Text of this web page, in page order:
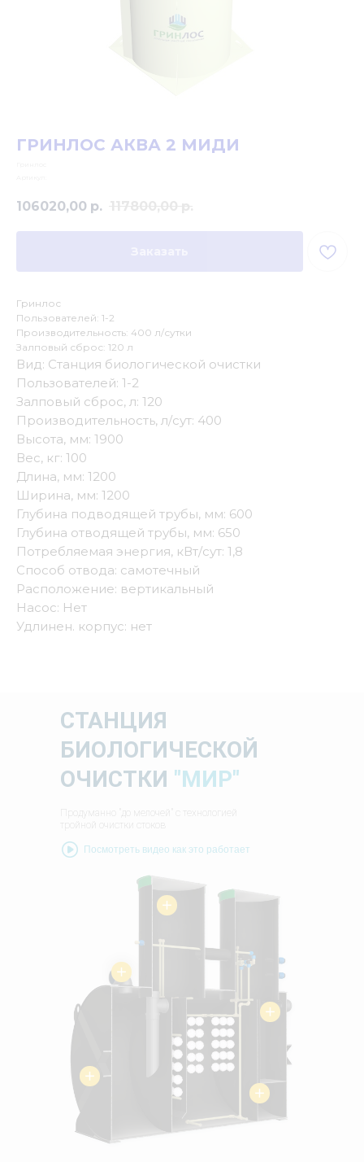
ГРИНЛОС АКВА 2 МИДИ
106020,00 р.
Гринлос
Пользователей: 1-2
Производительность: 400 л/сутки
Залповый сброс: 120 л
Вид: Станция биологической очистки
Пользователей: 1-2
Залповый сброс, л: 120
Производительность, л/сут: 400
Высота, мм: 1900
Вес, кг: 100
Длина, мм: 1200
Ширина, мм: 1200
Глубина подводящей трубы, мм: 600
Глубина отводящей трубы, мм: 650
Потребляемая энергия, кВт/сут: 1,8
Способ отвода: самотечный
Расположение: вертикальный
Насос: Нет
Удлинен. корпус: нет
СТАНЦИЯ
БИОЛОГИЧЕСКОЙ
ОЧИСТКИ "МИР"
Продуманно "до мелочей" с технологией
тройной очистки стоков
Посмотреть видео как это работает